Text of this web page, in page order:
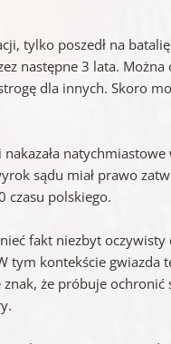
tylko poszedł na
następne 3 lata. Można
dla innych. Skoro
natychmiastowe
sądu miał prawo
czasu polskiego.
fakt niezbyt oczywisty
kontekście gwiazda
że próbuje ochronić